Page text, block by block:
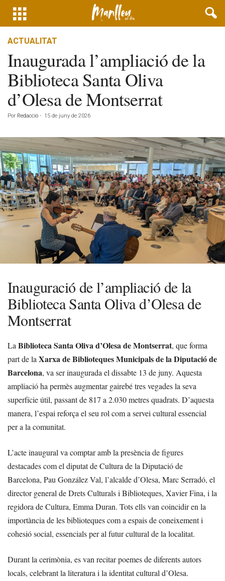
ACTUALITAT
Inaugurada l’ampliació de la
Biblioteca Santa Oliva
d’Olesa de Montserrat
Por Redacció - 15 de juny de 2026
Inauguració de l’ampliació de la
Biblioteca Santa Oliva d’Olesa de
Montserrat
La Biblioteca Santa Oliva d’Olesa de Montserrat, que forma
part de la Xarxa de Biblioteques Municipals de la Diputació de
Barcelona, va ser inaugurada el dissabte 13 de juny. Aquesta
ampliació ha permès augmentar gairebé tres vegades la seva
superfície útil, passant de 817 a 2.030 metres quadrats. D’aquesta
manera, l’espai reforça el seu rol com a servei cultural essencial
per a la comunitat.
L’acte inaugural va comptar amb la presència de figures
destacades com el diputat de Cultura de la Diputació de
Barcelona, Pau González Val, l’alcalde d’Olesa, Marc Serradó, el
director general de Drets Culturals i Biblioteques, Xavier Fina, i la
regidora de Cultura, Emma Duran. Tots ells van coincidir en la
importància de les biblioteques com a espais de coneixement i
cohesió social, essencials per al futur cultural de la localitat.
Durant la cerimònia, es van recitar poemes de diferents autors
locals, celebrant la literatura i la identitat cultural d’Olesa.